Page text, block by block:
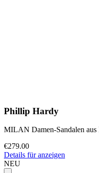
Phillip Hardy
MILAN Damen-Sandalen
€279.00
Details für anzeigen
NEU